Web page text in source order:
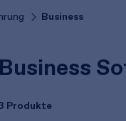
Business
Business
Produkte